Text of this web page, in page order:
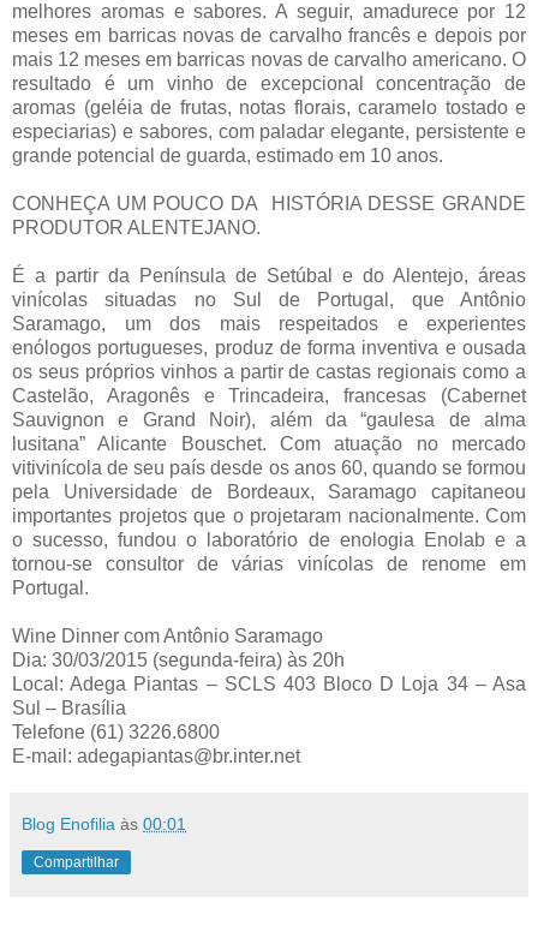
melhores aromas e sabores. A seguir, amadurece por 12
meses em barricas novas de carvalho francês e depois por
mais 12 meses em barricas novas de carvalho americano. O
resultado é um vinho de excepcional concentração de
aromas (geléia de frutas, notas florais, caramelo tostado e
especiarias) e sabores, com paladar elegante, persistente e
grande potencial de guarda, estimado em 10 anos.
CONHEÇA UM POUCO DA HISTÓRIA DESSE GRANDE
PRODUTOR ALENTEJANO.
É a partir da Península de Setúbal e do Alentejo, áreas
vinícolas situadas no Sul de Portugal, que Antônio
Saramago, um dos mais respeitados e experientes
enólogos portugueses, produz de forma inventiva e ousada
os seus próprios vinhos a partir de castas regionais como a
Castelão, Aragonês e Trincadeira, francesas (Cabernet
Sauvignon e Grand Noir), além da “gaulesa de alma
lusitana” Alicante Bouschet. Com atuação no mercado
vitivinícola de seu país desde os anos 60, quando se formou
pela Universidade de Bordeaux, Saramago capitaneou
importantes projetos que o projetaram nacionalmente. Com
o sucesso, fundou o laboratório de enologia Enolab e a
tornou-se consultor de várias vinícolas de renome em
Portugal.
Wine Dinner com Antônio Saramago
Dia: 30/03/2015 (segunda-feira) às 20h
Local: Adega Piantas – SCLS 403 Bloco D Loja 34 – Asa
Sul – Brasília
Telefone (61) 3226.6800
E-mail: adegapiantas@br.inter.net
Blog Enofilia às 00:01
Compartilhar